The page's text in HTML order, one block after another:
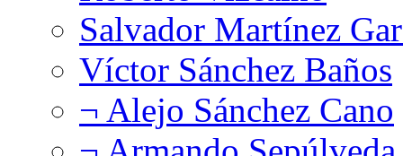
Salvador Martínez
Víctor Sánchez Baños
¬ Alejo Sánchez Cano